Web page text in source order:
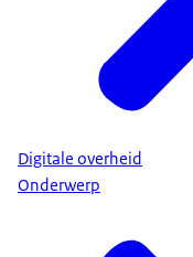
Digitale overheid
Onderwerp